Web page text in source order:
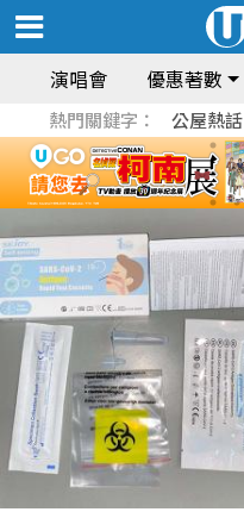
演唱會 優惠著數
熱門關鍵字： 公屋熱話